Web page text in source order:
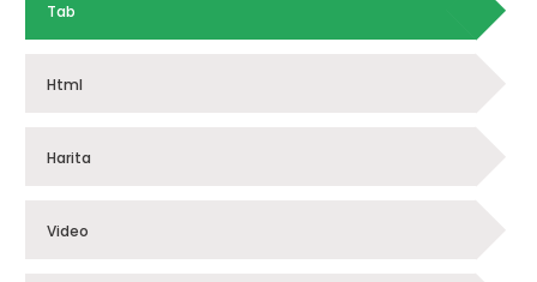
Tab
Html
Harita
Video